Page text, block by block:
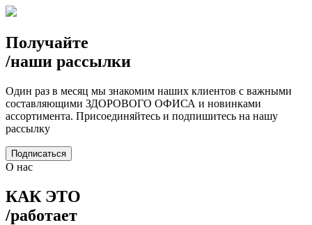
Получайте
/наши рассылки
Один раз в месяц мы знакомим наших клиентов с важными
составляющими ЗДОРОВОГО ОФИСА и новинками
ассортимента. Присоединяйтесь и подпишитесь на нашу
рассылку
Подписаться
О нас
КАК ЭТО
/работает